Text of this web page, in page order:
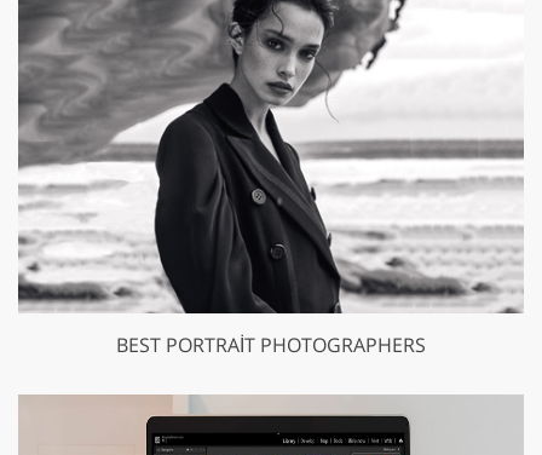
BEST PORTRAIT PHOTOGRAPHERS